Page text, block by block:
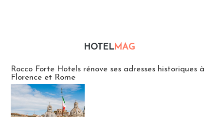
HOTELMAG
Rocco Forte Hotels rénove ses adresses historiques à
Florence et Rome